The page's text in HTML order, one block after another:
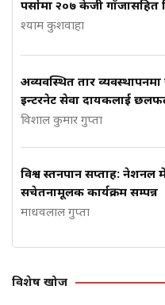
पर्सामा २०७ केजी
श्याम कुशवाहा
अव्यवस्थित तार
इन्टरनेट सेवा प्रदायकलाई
विशाल कुमार गुप्ता
विश्व स्तनपान सप्ताह: नेशनल
सचेतनामूलक कार्यक्रम सम्पन्न
माधवलाल गुप्ता
विशेष खोज